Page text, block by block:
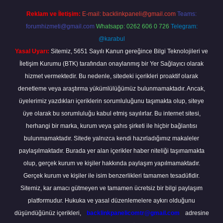
Reklam ve İletişim: E-mail: backlinkpaneli@gmail.com Teams:
forumhizmeti@gmail.com Whatsapp: 0262 606 0 726 Telegram:
@karabul
Yasal Uyarı: Sitemiz, 5651 Sayılı Kanun gereğince Bilgi Teknolojileri ve
İletişim Kurumu (BTK) tarafından onaylanmış bir Yer Sağlayıcı olarak
hizmet vermektedir. Bu nedenle, sitedeki içerikleri proaktif olarak
denetleme veya araştırma yükümlülüğümüz bulunmamaktadır. Ancak,
üyelerimiz yazdıkları içeriklerin sorumluluğunu taşımakta olup, siteye
üye olarak bu sorumluluğu kabul etmiş sayılırlar. Bu internet sitesi,
herhangi bir marka, kurum veya şahıs şirketi ile hiçbir bağlantısı
bulunmamaktadır. Sitede yalnızca kendi hazırladığımız makaleler
paylaşılmaktadır. Burada yer alan içerikler haber niteliği taşımamakta
olup, gerçek kurum ve kişiler hakkında paylaşım yapılmamaktadır.
Gerçek kurum ve kişiler ile isim benzerlikleri tamamen tesadüfidir.
Sitemiz, kar amacı gütmeyen ve tamamen ücretsiz bir bilgi paylaşım
platformudur. Hukuka ve yasal düzenlemelere aykırı olduğunu
düşündüğünüz içerikleri,
backlinkpanelicomtr@gmail.com
adresine